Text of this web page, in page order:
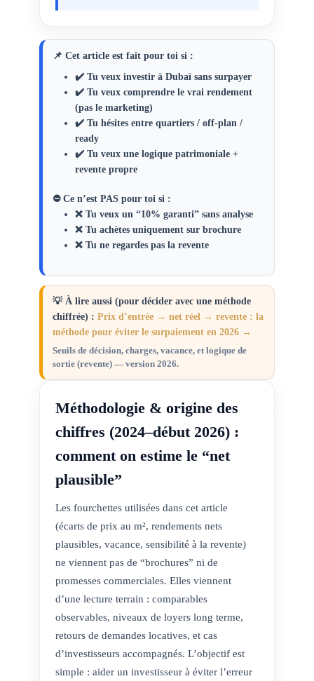
📌 Cet article est fait pour toi si :
✔️ Tu veux investir à Dubaï sans surpayer
✔️ Tu veux comprendre le vrai rendement
(pas le marketing)
✔️ Tu hésites entre quartiers / off-plan /
ready
✔️ Tu veux une logique patrimoniale +
revente propre
⛔ Ce n’est PAS pour toi si :
❌ Tu veux un “10% garanti” sans analyse
❌ Tu achètes uniquement sur brochure
❌ Tu ne regardes pas la revente
💡 À lire aussi (pour décider avec une méthode
chiffrée) : Prix d’entrée → net réel → revente : la
méthode pour éviter le surpaiement en 2026 →
Seuils de décision, charges, vacance, et logique de
sortie (revente) — version 2026.
Méthodologie & origine des
chiffres (2024–début 2026) :
comment on estime le “net
plausible”
Les fourchettes utilisées dans cet article
(écarts de prix au m², rendements nets
plausibles, vacance, sensibilité à la revente)
ne viennent pas de “brochures” ni de
promesses commerciales. Elles viennent
d’une lecture terrain : comparables
observables, niveaux de loyers long terme,
retours de demandes locatives, et cas
d’investisseurs accompagnés. L’objectif est
simple : aider un investisseur à éviter l’erreur